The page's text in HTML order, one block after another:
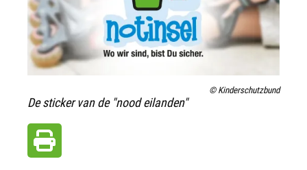
© Kinderschutzbund
De sticker van de "nood eilanden"